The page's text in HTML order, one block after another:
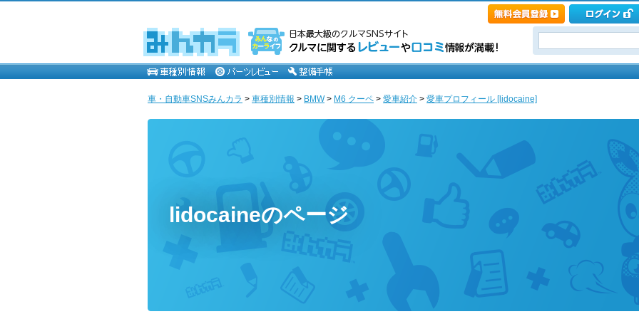
車・自動車SNSみんカラ > 車種別情報 > BMW> M6 クーペ > 愛車紹介 > 愛車プロフィール [lidocaine]
lidocaineのページ